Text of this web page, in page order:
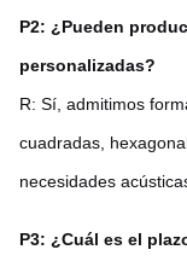
P2: ¿Pueden
personalizadas?
R: Sí, admitimos
cuadradas,
necesidades
P3: ¿Cuál es el